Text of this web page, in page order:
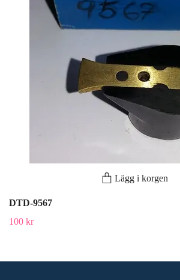
Lägg i korgen
DTD-9567
100 kr